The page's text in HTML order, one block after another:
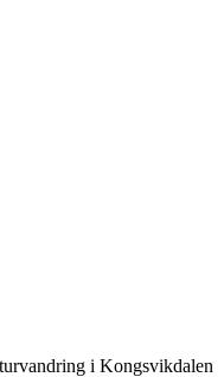
i Kongsvikdalen